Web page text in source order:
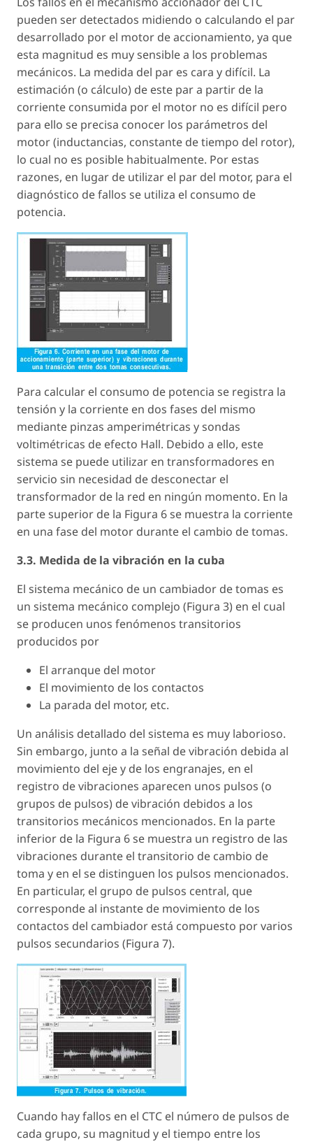
pueden ser detectados midiendo o calculando el par
desarrollado por el motor de accionamiento, ya que
esta magnitud es muy sensible a los problemas
mecánicos. La medida del par es cara y difícil. La
estimación (o cálculo) de este par a partir de la
corriente consumida por el motor no es difícil pero
para ello se precisa conocer los parámetros del
motor (inductancias, constante de tiempo del rotor),
lo cual no es posible habitualmente. Por estas
razones, en lugar de utilizar el par del motor, para el
diagnóstico de fallos se utiliza el consumo de
potencia.
Para calcular el consumo de potencia se registra la
tensión y la corriente en dos fases del mismo
mediante pinzas amperimétricas y sondas
voltimétricas de efecto Hall. Debido a ello, este
sistema se puede utilizar en transformadores en
servicio sin necesidad de desconectar el
transformador de la red en ningún momento. En la
parte superior de la Figura 6 se muestra la corriente
en una fase del motor durante el cambio de tomas.
3.3. Medida de la vibración en la cuba
El sistema mecánico de un cambiador de tomas es
un sistema mecánico complejo (Figura 3) en el cual
se producen unos fenómenos transitorios
producidos por
El arranque del motor
El movimiento de los contactos
La parada del motor, etc.
Un análisis detallado del sistema es muy laborioso.
Sin embargo, junto a la señal de vibración debida al
movimiento del eje y de los engranajes, en el
registro de vibraciones aparecen unos pulsos (o
grupos de pulsos) de vibración debidos a los
transitorios mecánicos mencionados. En la parte
inferior de la Figura 6 se muestra un registro de las
vibraciones durante el transitorio de cambio de
toma y en el se distinguen los pulsos mencionados.
En particular, el grupo de pulsos central, que
corresponde al instante de movimiento de los
contactos del cambiador está compuesto por varios
pulsos secundarios (Figura 7).
Cuando hay fallos en el CTC el número de pulsos de
cada grupo, su magnitud y el tiempo entre los